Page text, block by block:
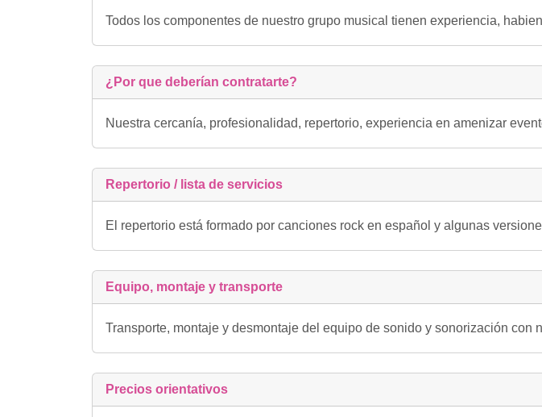
Todos los componentes de nuestro grupo musical tienen experiencia,
¿Por que deberían contratarte?
Nuestra cercanía, profesionalidad, repertorio, experiencia en amenizar
Repertorio / lista de servicios
El repertorio está formado por canciones rock en español y algunas
Equipo, montaje y transporte
Transporte, montaje y desmontaje del equipo de sonido y sonorización con
Precios orientativos